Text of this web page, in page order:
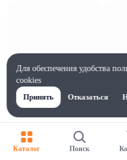
Каталог Поиск
Для обеспечения удобства
cookies
Принять
Отказаться